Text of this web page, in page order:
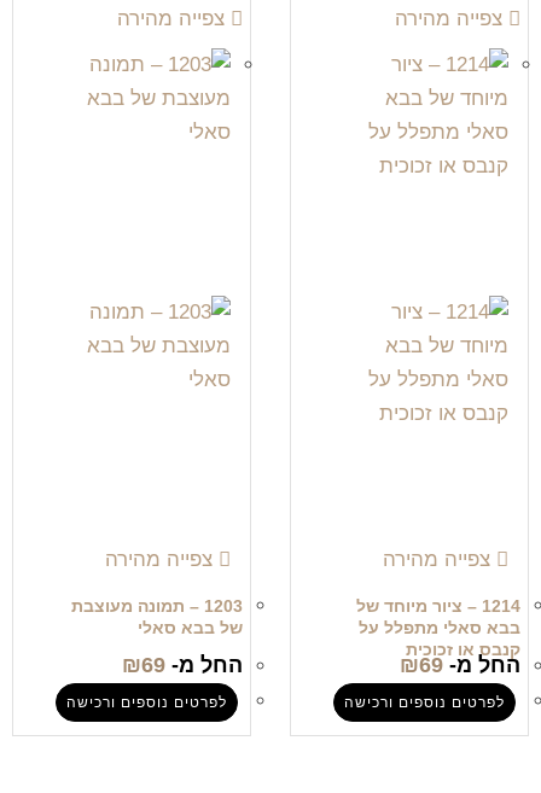
צפייה מהירה
צפייה מהירה
1214 – ציור מיוחד של
בבא סאלי מתפלל על
קנבס או זכוכית
החל מ- ₪69
לפרטים נוספים ורכישה
צפייה מהירה
צפייה מהירה
1203 – תמונה מעוצבת
של בבא סאלי
החל מ- ₪69
לפרטים נוספים ורכישה